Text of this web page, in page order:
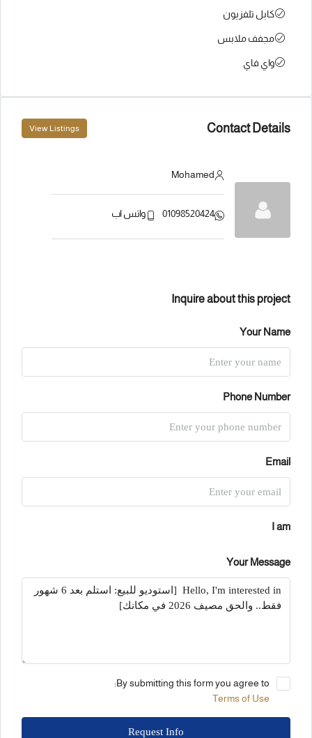
كابل تلفزيون
مجفف ملابس
واي فاي
Contact Details
View Listings
Mohamed
01098520424 واتس اب
Inquire about this project
Your Name
Phone Number
Email
I am
Your Message
By submitting this form you agree to:
Terms of Use
Request Info